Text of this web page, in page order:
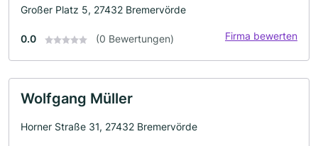
Großer Platz 5, 27432 Bremervörde
0.0 (0 Bewertungen) Firma bewerten
Wolfgang Müller
Horner Straße 31, 27432 Bremervörde